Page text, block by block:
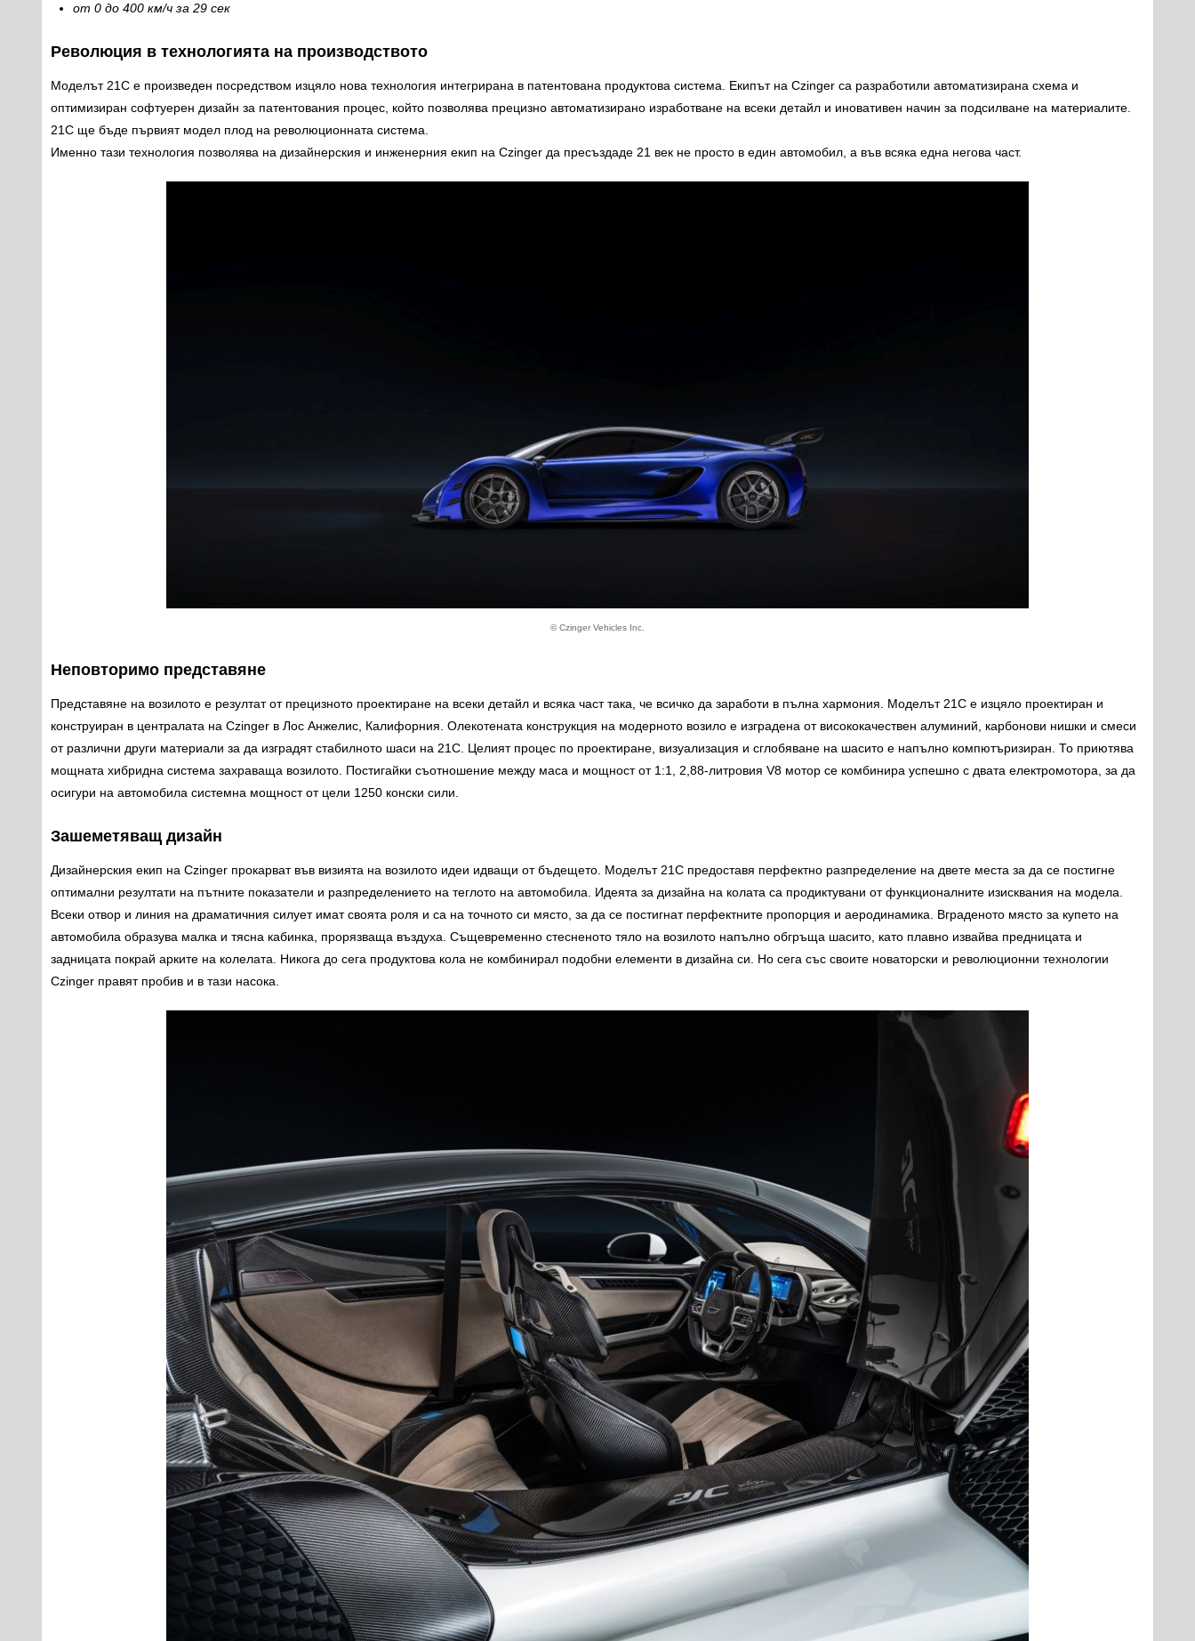
от 0 до 400 км/ч за 29 сек
Революция в технологията на производството
Моделът 21C е произведен посредством изцяло нова технология интегрирана в патентована продуктова система. Екипът на Czinger са разработили автоматизирана схема и
оптимизиран софтуерен дизайн за патентования процес, който позволява прецизно автоматизирано изработване на всеки детайл и иновативен начин за подсилване на материалите.
21C ще бъде първият модел плод на революционната система.
Именно тази технология позволява на дизайнерския и инженерния екип на Czinger да пресъздаде 21 век не просто в един автомобил, а във всяка една негова част.
© Czinger Vehicles Inc.
Неповторимо представяне
Представяне на возилото е резултат от прецизното проектиране на всеки детайл и всяка част така, че всичко да заработи в пълна хармония. Моделът 21C е изцяло проектиран и
конструиран в централата на Czinger в Лос Анжелис, Калифорния. Олекотената конструкция на модерното возило е изградена от висококачествен алуминий, карбонови нишки и смеси
от различни други материали за да изградят стабилното шаси на 21C. Целият процес по проектиране, визуализация и сглобяване на шасито е напълно компютъризиран. То приютява
мощната хибридна система захраваща возилото. Постигайки съотношение между маса и мощност от 1:1, 2,88-литровия V8 мотор се комбинира успешно с двата електромотора, за да
осигури на автомобила системна мощност от цели 1250 конски сили.
Зашеметяващ дизайн
Дизайнерския екип на Czinger прокарват във визията на возилото идеи идващи от бъдещето. Моделът 21C предоставя перфектно разпределение на двете места за да се постигне
оптимални резултати на пътните показатели и разпределението на теглото на автомобила. Идеята за дизайна на колата са продиктувани от функционалните изисквания на модела.
Всеки отвор и линия на драматичния силует имат своята роля и са на точното си място, за да се постигнат перфектните пропорция и аеродинамика. Вграденото място за купето на
автомобила образува малка и тясна кабинка, прорязваща въздуха. Същевременно стесненото тяло на возилото напълно обгръща шасито, като плавно извайва предницата и
задницата покрай арките на колелата. Никога до сега продуктова кола не комбинирал подобни елементи в дизайна си. Но сега със своите новаторски и революционни технологии
Czinger правят пробив и в тази насока.